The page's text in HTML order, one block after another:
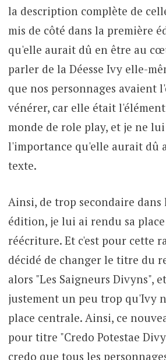
la description complète de
mis de côté dans la première
qu'elle aurait dû en être au
parler de la Déesse Ivy elle-
que nos personnages avaient
vénérer, car elle était
monde de role play, et je ne
l'importance qu'elle aurait dû
texte.
Ainsi, de trop secondaire dans
édition, je lui ai rendu sa
réécriture. Et c'est pour cette
décidé de changer le titre du
alors "Les Saigneurs Divyns",
justement un peu trop qu'Ivy
place centrale. Ainsi, ce
pour titre "Credo Potestae
credo que tous les